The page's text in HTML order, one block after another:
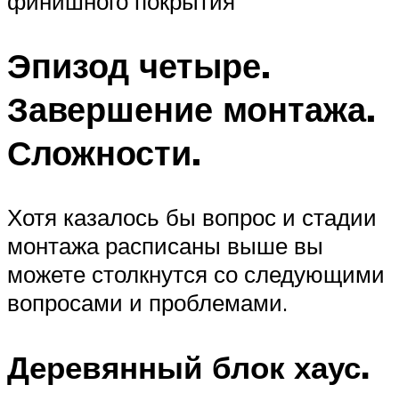
Эпизод четыре.
Завершение монтажа.
Сложности.
Хотя казалось бы вопрос и стадии
монтажа расписаны выше вы
можете столкнутся со следующими
вопросами и проблемами.
Деревянный блок хаус.